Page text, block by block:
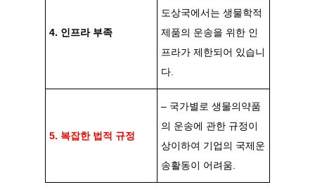
4. 인프라 부족
도상국에서는 생물학적
제품의 운송을 위한 인
프라가 제한되어 있습니
다.
5. 복잡한 법적 규정
– 국가별로 생물의약품
의 운송에 관한 규정이
상이하여 기업의 국제운
송활동이 어려움.